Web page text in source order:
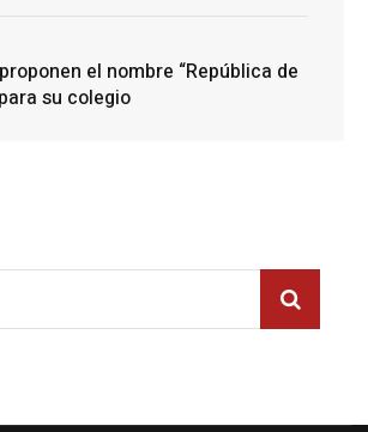
el nombre “República de
su colegio